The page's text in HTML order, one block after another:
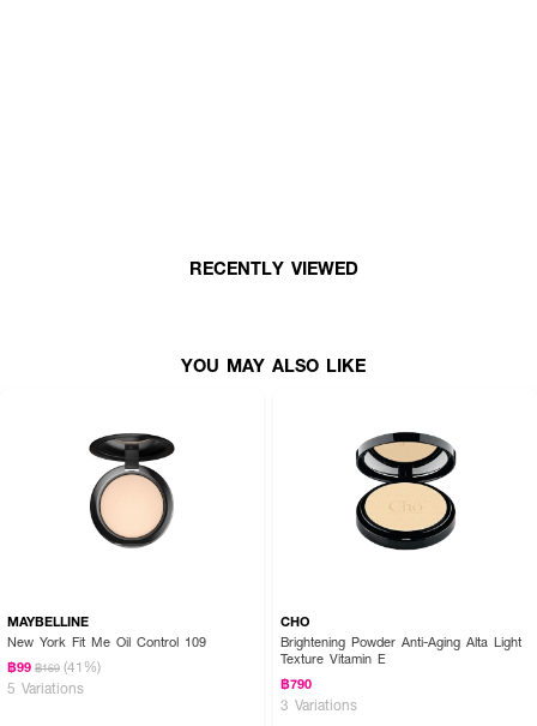
● ค่อยๆ กดหรือเกลี่ยแป้งเบาๆ ให้ทั่วใบหน้าและลำคอ
● สามารถใช้ทัชอัพระหว่างวันเพื่อซับความมันและคืนความเนียนใสให้ผิวได้บ่อยตาม
Active Ingredients:
CYANOCOBALAMIN (VITAMIN B12), QUARTZ, HYALURONIC ACID,
SQUALANE, TOCOPHEROL (VITAMIN E), ZINC PCA
● ตัวนี้ต่างจากรุ่น Two Way Cake ยังไงคะ? รุ่น Compact Powder (ตลับนี้) จะ
เน้นการเซ็ตผิวให้ดูนวลละมุนและเบลอรูขุมขนแบบธรรมชาติ เนื้อจะบางเบากว่าและเน้น
การทัชอัพระหว่างวัน ส่วน Two Way Cake จะเน้นการปกปิดที่กริบกว่าค่ะ
● ใช้แล้วหน้าจะดูหนาไหมคะ? ไม่หนาเลยค่ะ ด้วยเทคโนโลยี 9X Matte-Force ทำให้
RECENTLY VIEWED
YOU MAY ALSO LIKE
MAYBELLINE
New York Fit Me Oil Control 109
฿99 ฿169 (41%)
5 Variations
CHO
Brightening Powder Anti-Aging Alta Light
Texture Vitamin E
฿790
3 Variations